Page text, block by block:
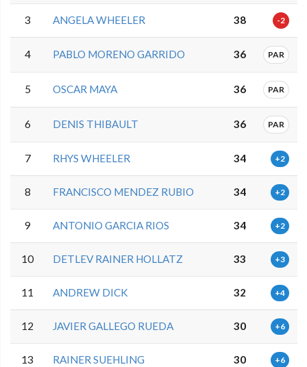
3 ANGELA WHEELER 38 -2
4 PABLO MORENO GARRIDO 36 PAR
5 OSCAR MAYA 36 PAR
6 DENIS THIBAULT 36 PAR
7 RHYS WHEELER 34 +2
8 FRANCISCO MENDEZ RUBIO 34 +2
9 ANTONIO GARCIA RIOS 34 +2
10 DETLEV RAINER HOLLATZ 33 +3
11 ANDREW DICK 32 +4
12 JAVIER GALLEGO RUEDA 30 +6
13 RAINER SUEHLING 30 +6